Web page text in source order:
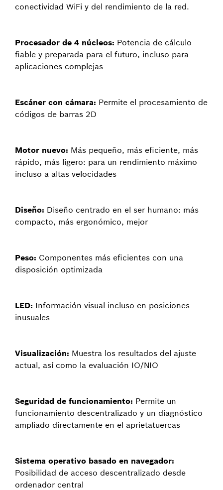
conectividad WiFi y del rendimiento de la red.
Procesador de 4 núcleos: Potencia de cálculo
fiable y preparada para el futuro, incluso para
aplicaciones complejas
Escáner con cámara: Permite el procesamiento de
códigos de barras 2D
Motor nuevo: Más pequeño, más eficiente, más
rápido, más ligero: para un rendimiento máximo
incluso a altas velocidades
Diseño: Diseño centrado en el ser humano: más
compacto, más ergonómico, mejor
Peso: Componentes más eficientes con una
disposición optimizada
LED: Información visual incluso en posiciones
inusuales
Visualización: Muestra los resultados del ajuste
actual, así como la evaluación IO/NIO
Seguridad de funcionamiento: Permite un
funcionamiento descentralizado y un diagnóstico
ampliado directamente en el aprietatuercas
Sistema operativo basado en navegador:
Posibilidad de acceso descentralizado desde
ordenador central